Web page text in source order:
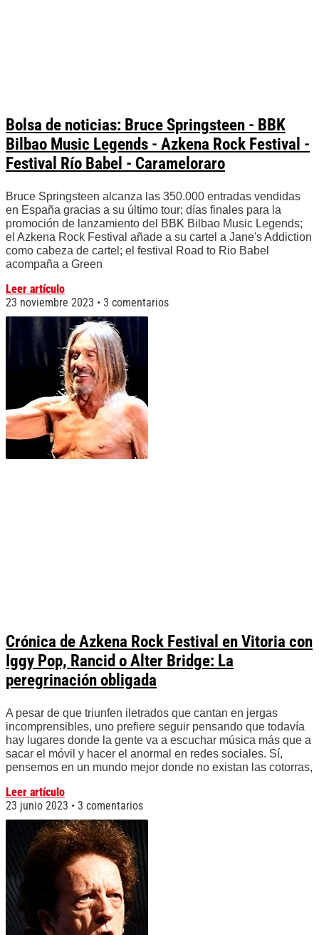
Bolsa de noticias: Bruce Springsteen - BBK
Bilbao Music Legends - Azkena Rock Festival -
Festival Río Babel - Carameloraro
Bruce Springsteen alcanza las 350.000 entradas vendidas
en España gracias a su último tour; días finales para la
promoción de lanzamiento del BBK Bilbao Music Legends;
el Azkena Rock Festival añade a su cartel a Jane's Addiction
como cabeza de cartel; el festival Road to Rio Babel
acompaña a Green
Leer artículo
23 noviembre 2023
3 comentarios
Crónica de Azkena Rock Festival en Vitoria con
Iggy Pop, Rancid o Alter Bridge: La
peregrinación obligada
A pesar de que triunfen iletrados que cantan en jergas
incomprensibles, uno prefiere seguir pensando que todavía
hay lugares donde la gente va a escuchar música más que a
sacar el móvil y hacer el anormal en redes sociales. Sí,
pensemos en un mundo mejor donde no existan las cotorras,
Leer artículo
23 junio 2023
3 comentarios